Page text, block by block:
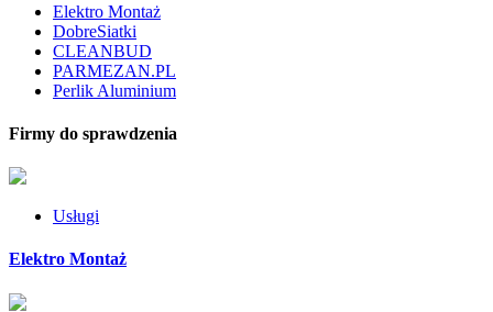
Elektro Montaż
DobreSiatki
CLEANBUD
PARMEZAN.PL
Perlik Aluminium
Firmy do sprawdzenia
Usługi
Elektro Montaż